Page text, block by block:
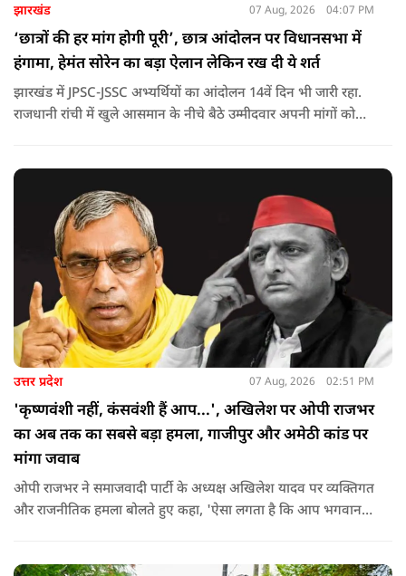
झारखंड 07 Aug, 2026 04:07 PM
‘छात्रों की हर मांग होगी पूरी’, छात्र आंदोलन पर विधानसभा में
हंगामा, हेमंत सोरेन का बड़ा ऐलान लेकिन रख दी ये शर्त
झारखंड में JPSC-JSSC अभ्यर्थियों का आंदोलन 14वें दिन भी जारी रहा.
राजधानी रांची में खुले आसमान के नीचे बैठे उम्मीदवार अपनी मांगों को
उत्तर प्रदेश 07 Aug, 2026 02:51 PM
'कृष्णवंशी नहीं, कंसवंशी हैं आप...', अखिलेश पर ओपी राजभर
का अब तक का सबसे बड़ा हमला, गाजीपुर और अमेठी कांड पर
मांगा जवाब
ओपी राजभर ने समाजवादी पार्टी के अध्यक्ष अखिलेश यादव पर व्यक्तिगत
और राजनीतिक हमला बोलते हुए कहा, 'ऐसा लगता है कि आप भगवान